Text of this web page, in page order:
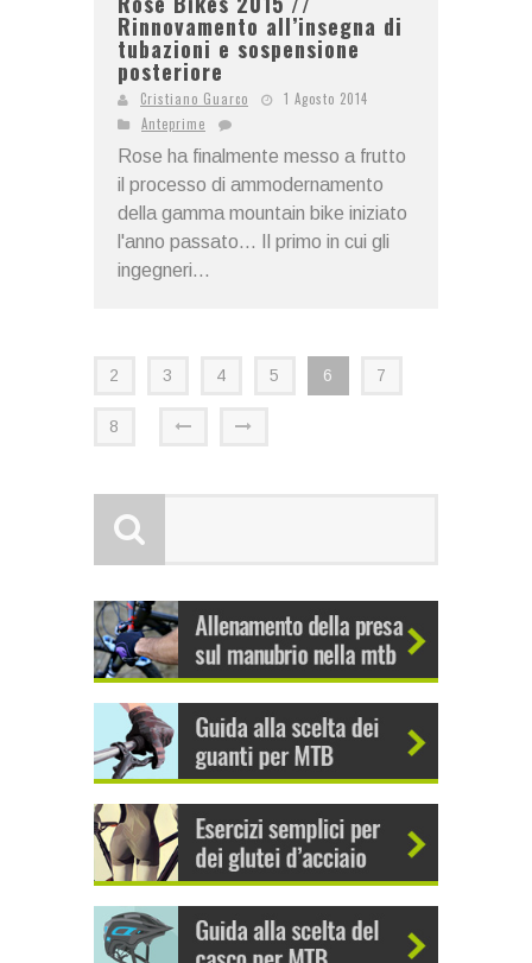
Rinnovamento all’insegna di
tubazioni e sospensione
posteriore
Cristiano Guarco
1 Agosto 2014
Anteprime
Rose ha finalmente messo a frutto
il processo di ammodernamento
della gamma mountain bike iniziato
l'anno passato... Il primo in cui gli
ingegneri...
2 3 4 5 6 7
8